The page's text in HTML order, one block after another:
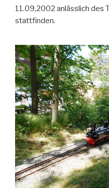
11.09,2002 anlässlich des
stattfinden.